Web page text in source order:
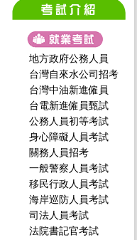
地方政府公務人員
台灣自來水公司招考
台灣中油新進僱員
台電新進僱員甄試
公務人員初等考試
身心障礙人員考試
關務人員招考
一般警察人員考試
移民行政人員考試
海岸巡防人員考試
司法人員考試
法院書記官考試